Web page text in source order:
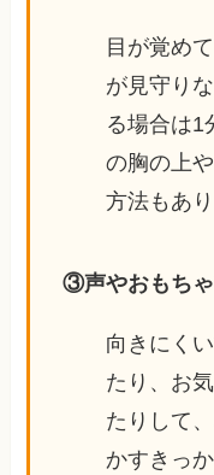
目が覚め
が見守り
る場合は1
の胸の上
方法もあり
③声やおもち
向きにく
たり、お
たりして
かすきっ